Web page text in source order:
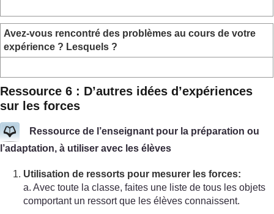
Avez-vous rencontré des problèmes au cours de votre
expérience ? Lesquels ?
Ressource 6 : D’autres idées d’expériences
sur les forces
Ressource de l’enseignant pour la préparation ou
l’adaptation, à utiliser avec les élèves
Utilisation de ressorts pour mesurer les forces:
a. Avec toute la classe, faites une liste de tous les objets
comportant un ressort que les élèves connaissent.